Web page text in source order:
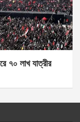
৭০ লাখ যাত্রীর